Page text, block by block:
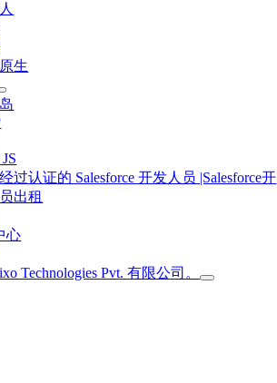
生
过认证的 Salesforce 开发人员 |Salesforce开
出租
心
Technologies Pvt. 有限公司。